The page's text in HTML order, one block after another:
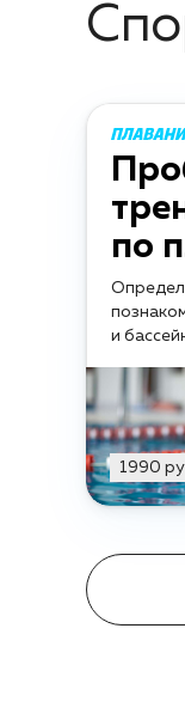
по
и
1990